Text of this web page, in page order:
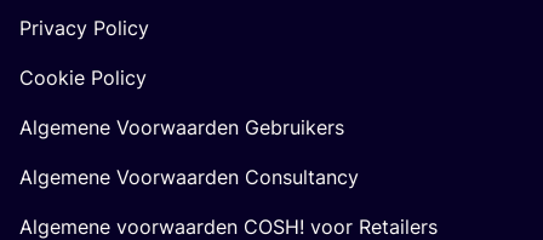
Privacy Policy
Cookie Policy
Algemene Voorwaarden Gebruikers
Algemene Voorwaarden Consultancy
Algemene voorwaarden COSH! voor Retailers